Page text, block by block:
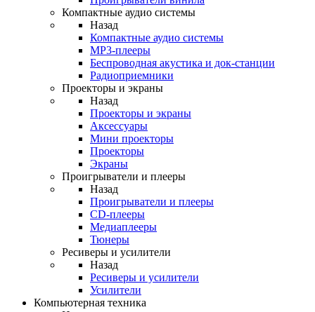
Компактные аудио системы
Назад
Компактные аудио системы
MP3-плееры
Беспроводная акустика и док-станции
Радиоприемники
Проекторы и экраны
Назад
Проекторы и экраны
Аксессуары
Мини проекторы
Проекторы
Экраны
Проигрыватели и плееры
Назад
Проигрыватели и плееры
CD-плееры
Медиаплееры
Тюнеры
Ресиверы и усилители
Назад
Ресиверы и усилители
Усилители
Компьютерная техника